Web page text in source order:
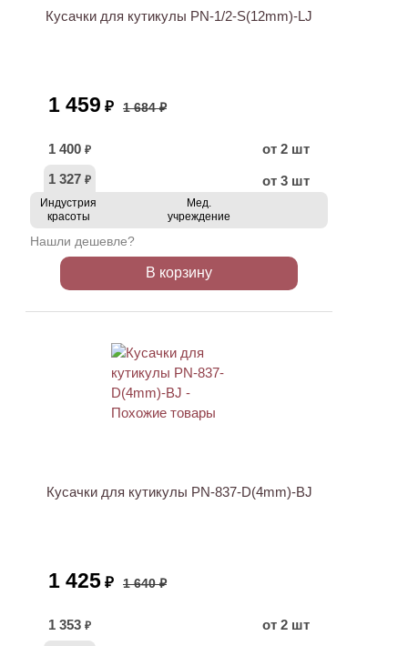
Кусачки для кутикулы PN-1/2-S(12mm)-LJ
1 459 ₽ 1 684 ₽
1 400 ₽
от 2 шт
1 327 ₽ от 3 шт
Индустрия
красоты
Мед.
учреждение
Нашли дешевле?
В корзину
Кусачки для кутикулы PN-837-D(4mm)-BJ
1 425 ₽ 1 640 ₽
1 353 ₽
от 2 шт